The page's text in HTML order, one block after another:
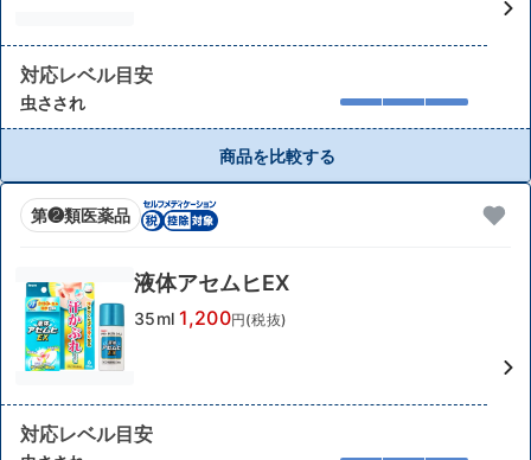
対応レベル目安
虫さされ
商品を比較する
第❷類医薬品
液体アセムヒEX
35ml 1,200円(税抜)
対応レベル目安